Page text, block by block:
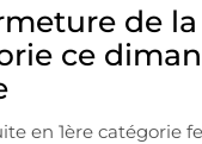
de
ce
en 1ère catégorie